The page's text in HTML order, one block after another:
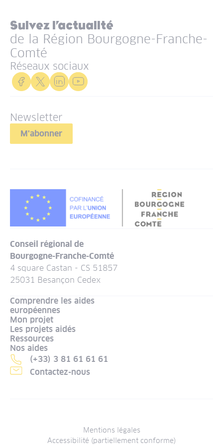
Suivez l’actualité
de la Région Bourgogne-Franche-
Comté
Réseaux sociaux
Newsletter
M'abonner
Conseil régional de
Bourgogne-Franche-Comté
4 square Castan - CS 51857
25031 Besançon Cedex
Comprendre les aides
européennes
Mon projet
Les projets aidés
Ressources
Nos aides
(+33) 3 81 61 61 61
Contactez-nous
Mentions légales
Accessibilité (partiellement conforme)